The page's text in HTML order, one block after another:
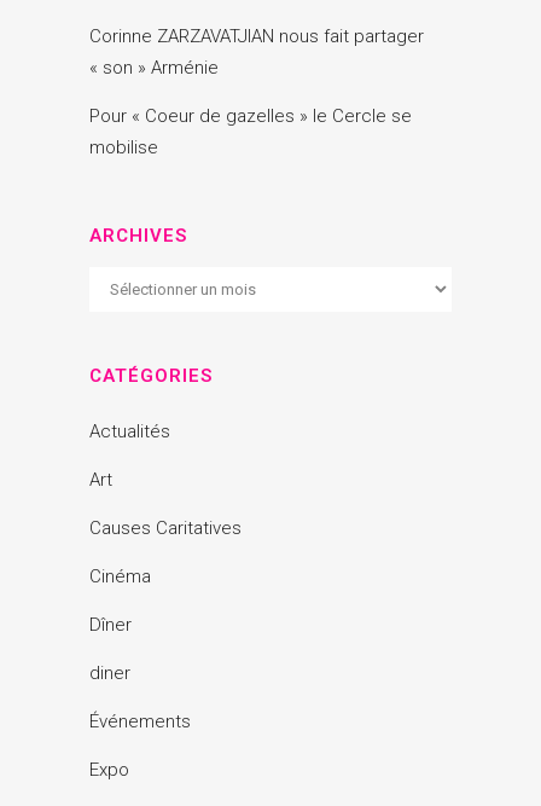
Corinne ZARZAVATJIAN nous fait partager
« son » Arménie
Pour « Coeur de gazelles » le Cercle se
mobilise
ARCHIVES
Archives
CATÉGORIES
Actualités
Art
Causes Caritatives
Cinéma
Dîner
diner
Événements
Expo